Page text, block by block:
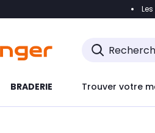
Accéder
BRADERIE Trouver votre